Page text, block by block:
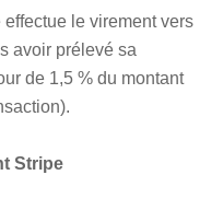
le virement vers
avoir prélevé sa
de 1,5 % du montant
Stripe